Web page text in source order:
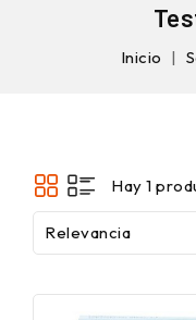
Inicio
Hay 1
Relevancia